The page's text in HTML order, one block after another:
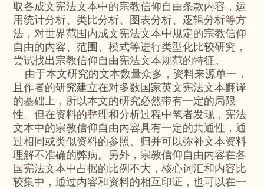
取各成文宪法文本中的宗教信仰自由条款内容，运
用统计分析、类比分析、图表分析、逻辑分析等方
法，对世界范围内成文宪法文本中规定的宗教信仰
自由的内容、范围、模式等进行类型化比较研究，
尝试找出宗教信仰自由宪法文本规范的特征。
由于本文研究的文本数量众多，资料来源单一，
且作者的研究建立在对多数国家英文宪法文本翻译
的基础上，所以本文的研究必然带有一定的局限
性。但在资料的整理和分析过程中笔者发现，宪法
文本中的宗教信仰自由内容具有一定的共通性，通
过相同或类似资料的参照、归并可以弥补文本资料
理解不准确的弊病。另外，宗教信仰自由内容在各
国宪法文本中占据的比例不大，核心词汇和内容比
较集中，通过内容和资料的相互印证，也可以在一